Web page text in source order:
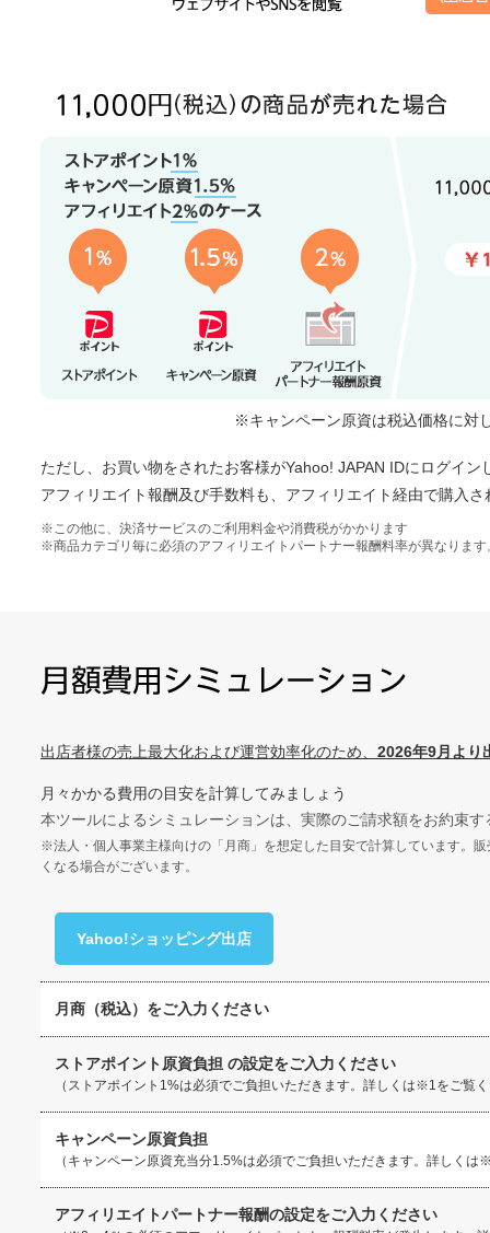
※キャンペーン原資は税込価格に対
ただし、お買い物をされたお客様がYahoo! JAPAN IDにログイ
アフィリエイト報酬及び手数料も、アフィリエイト経由で購入
※この他に、決済サービスのご利用料金や消費税がかかります
※商品カテゴリ毎に必須のアフィリエイトパートナー報酬料率が異なります
出店者様の売上最大化および運営効率化のため、 2026年9月より
月々かかる費用の目安を計算してみましょう
本ツールによるシミュレーションは、実際のご請求額をお約束
※法人・個人事業主様向けの「月商」を想定した目安で計算しています。
くなる場合がございます。
Yahoo!ショッピング出店
月商（税込）をご入力ください
ストアポイント原資負担 の設定をご入力ください
（ストアポイント1%は必須でご負担いただきます。詳しくは※1をご覧
キャンペーン原資負担
（キャンペーン原資充当分1.5%は必須でご負担いただきます。詳しく
アフィリエイトパートナー報酬の設定をご入力ください